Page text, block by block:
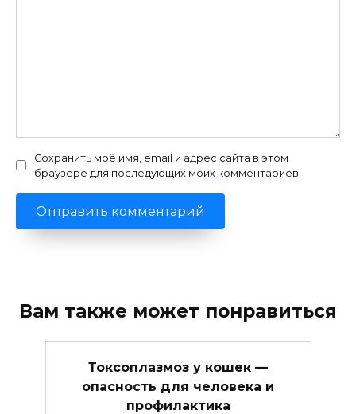
Сохранить моё имя, email и адрес сайта в этом
браузере для последующих моих комментариев.
Вам также может понравиться
Токсоплазмоз у кошек —
опасность для человека и
профилактика